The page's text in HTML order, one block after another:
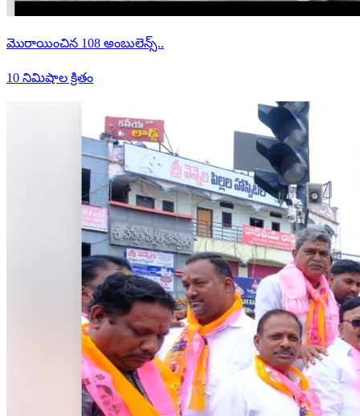
మొరాయించిన 108 అంబులెన్స్..
10 నిమిషాల క్రితం